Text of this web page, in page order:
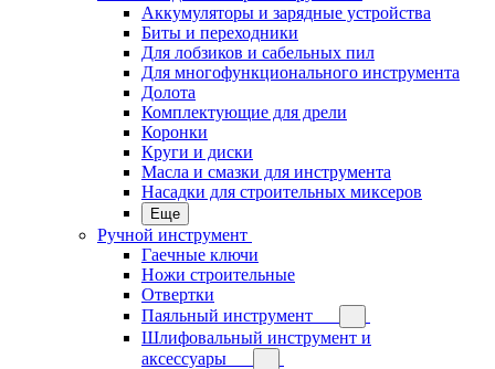
Аккумуляторы и зарядные устройства
Биты и переходники
Для лобзиков и сабельных пил
Для многофункционального инструмента
Долота
Комплектующие для дрели
Коронки
Круги и диски
Масла и смазки для инструмента
Насадки для строительных миксеров
Еще
Ручной инструмент
Гаечные ключи
Ножи строительные
Отвертки
Паяльный инструмент
Шлифовальный инструмент и
аксессуары